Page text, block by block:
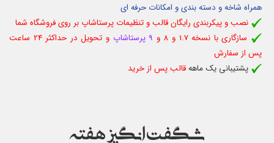
همراه شاخه و دسته بندی و امکانات حرفه ای
نصب و پیکربندی رایگان قالب و تنظیمات پرستاشاپ بر روی فروشگاه شما
سازگاری با نسخه 1.7 و 8 و
9 پرستاشاپ
و تحویل در حداکثر 24 ساعت
پس از سفارش
پشتیبانی یک ماههقالب پس از خرید
شگفت انگیز هفته